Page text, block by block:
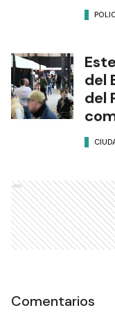
del
del
Ads
Comentarios